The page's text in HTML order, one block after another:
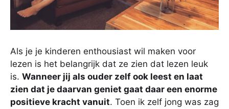
Als je je kinderen enthousiast wil maken voor
lezen is het belangrijk dat ze zien dat lezen leuk
is. Wanneer jij als ouder zelf ook leest en laat
zien dat je daarvan geniet gaat daar een enorme
positieve kracht vanuit. Toen ik zelf jong was zag